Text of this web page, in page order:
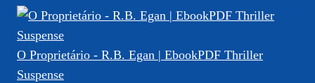
O Proprietário - R.B. Egan | EbookPDF Thriller
Suspense